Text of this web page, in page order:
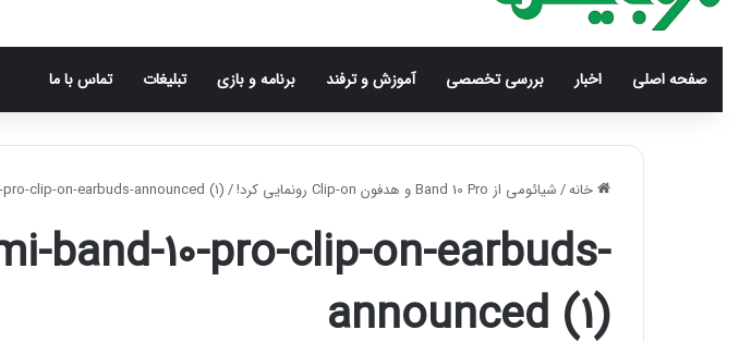
صفحه اصلی اخبار بررسی‌ تخصصی آموزش و ترفند برنامه و بازی تبلیغات تماس با ما
خانه/شیائومی از Band 10 Pro و هدفون Clip-on رونمایی کرد! /
pro-clip-on-earbuds-announced (1)
band-10-pro-clip-on-earbuds-
announced (1)